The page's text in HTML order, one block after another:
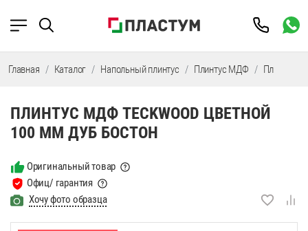
Главная Каталог Напольный плинтус Плинтус МДФ Плинтус
ПЛИНТУС МДФ TECKWOOD ЦВЕТНОЙ
100 ММ ДУБ БОСТОН
Оригинальный товар
Офиц/ гарантия
Хочу фото образца